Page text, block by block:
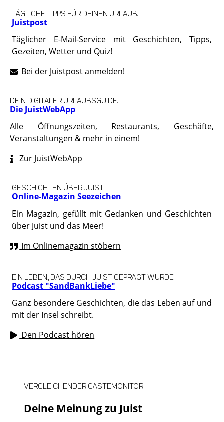
Juistpost
TÄGLICHE TIPPS FÜR DEINEN URLAUB.
Täglicher E-Mail-Service mit Geschichten, Tipps,
Gezeiten, Wetter und Quiz!
Bei der Juistpost anmelden!
Die JuistWebApp
DEIN DIGITALER URLAUBSGUIDE.
Alle Öffnungszeiten, Restaurants, Geschäfte,
Veranstaltungen & mehr in einem!
Zur JuistWebApp
Online-Magazin Seezeichen
GESCHICHTEN ÜBER JUIST.
Ein Magazin, gefüllt mit Gedanken und Geschichten
über Juist und das Meer!
Im Onlinemagazin stöbern
Podcast "SandBankLiebe"
EIN LEBEN, DAS DURCH JUIST GEPRÄGT WURDE.
Ganz besondere Geschichten, die das Leben auf und
mit der Insel schreibt.
Den Podcast hören
Deine Meinung zu Juist
VERGLEICHENDER GÄSTEMONITOR